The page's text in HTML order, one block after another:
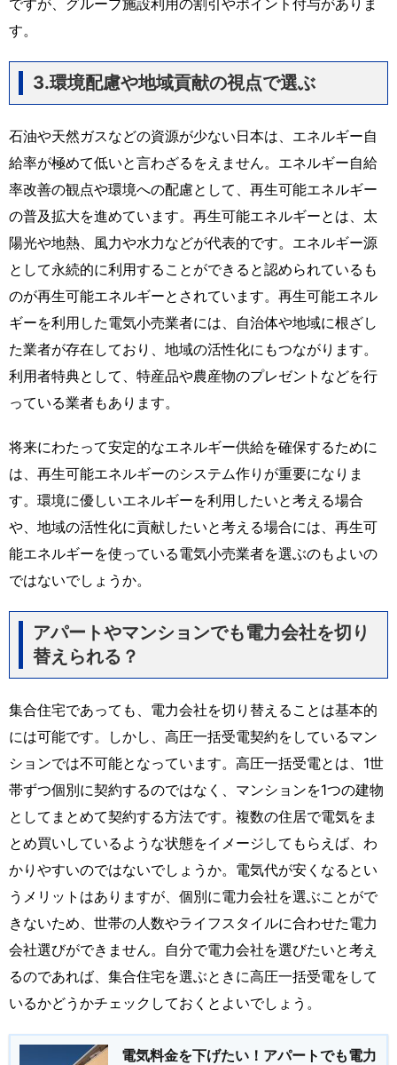
す。
3.環境配慮や地域貢献の視点で選ぶ
石油や天然ガスなどの資源が少ない日本は、エネルギー自
給率が極めて低いと言わざるをえません。エネルギー自給
率改善の観点や環境への配慮として、再生可能エネルギー
の普及拡大を進めています。再生可能エネルギーとは、太
陽光や地熱、風力や水力などが代表的です。 エネルギー源
として永続的に利用することができると認められているも
のが再生可能エネルギーとされています。 再生可能エネル
ギーを利用した電気小売業者には、自治体や地域に根ざし
た業者が存在しており、地域の活性化にもつながります。
利用者特典として、特産品や農産物のプレゼントなどを行
っている業者もあります。
将来にわたって安定的なエネルギー供給を確保するために
は、再生可能エネルギーのシステム作りが重要になりま
す。環境に優しいエネルギーを利用したいと考える場合
や、地域の活性化に貢献したいと考える場合には、再生可
能エネルギーを使っている電気小売業者を選ぶのもよいの
ではないでしょうか。
アパートやマンションでも電力会社を切り
替えられる？
集合住宅であっても、電力会社を切り替えることは基本的
には可能です。しかし、高圧一括受電契約をしているマン
ションでは不可能となっています。高圧一括受電とは、1世
帯ずつ個別に契約するのではなく、マンションを1つの建物
としてまとめて契約する方法です。複数の住居で電気をま
とめ買いしているような状態をイメージしてもらえば、わ
かりやすいのではないでしょうか。電気代が安くなるとい
うメリットはありますが、個別に電力会社を選ぶことがで
きないため、世帯の人数やライフスタイルに合わせた電力
会社選びができません。自分で電力会社を選びたいと考え
るのであれば、集合住宅を選ぶときに高圧一括受電をして
いるかどうかチェックしておくとよいでしょう。
電気料金を下げたい！アパートでも電力